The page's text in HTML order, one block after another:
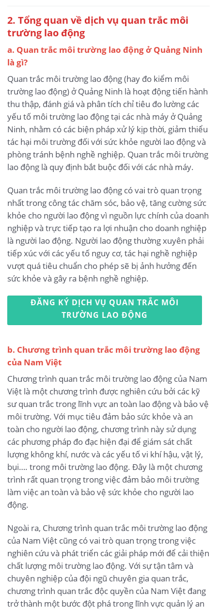
2. Tổng quan về dịch vụ quan trắc môi
trường lao động
a. Quan trắc môi trường lao động ở Quảng Ninh
là gì?
Quan trắc môi trường lao động (hay đo kiểm môi
trường lao động) ở Quảng Ninh là hoạt động tiến hành
thu thập, đánh giá và phân tích chỉ tiêu đo lường các
yếu tố môi trường lao động tại các nhà máy ở Quảng
Ninh, nhằm có các biện pháp xử lý kịp thời, giảm thiểu
tác hại môi trường đối với sức khỏe người lao động và
phòng tránh bệnh nghề nghiệp. Quan trắc môi trường
lao động là quy định bắt buộc đối với các nhà máy.
Quan trắc môi trường lao động có vai trò quan trọng
nhất trong công tác chăm sóc, bảo vệ, tăng cường sức
khỏe cho người lao động vì nguồn lực chính của doanh
nghiệp và trực tiếp tạo ra lợi nhuận cho doanh nghiệp
là người lao động. Người lao động thường xuyên phải
tiếp xúc với các yếu tố nguy cơ, tác hại nghề nghiệp
vượt quá tiêu chuẩn cho phép sẽ bị ảnh hưởng đến
sức khỏe và gây ra bệnh nghề nghiệp.
ĐĂNG KÝ DỊCH VỤ QUAN TRẮC MÔI
TRƯỜNG LAO ĐỘNG
b. Chương trình quan trắc môi trường lao động
của Nam Việt
Chương trình quan trắc môi trường lao động của Nam
Việt là một chương trình được nghiên cứu bởi các kỹ
sư quan trắc trong lĩnh vực an toàn lao động và bảo vệ
môi trường. Với mục tiêu đảm bảo sức khỏe và an
toàn cho người lao động, chương trình này sử dụng
các phương pháp đo đạc hiện đại để giám sát chất
lượng không khí, nước và các yếu tố vi khí hậu, vật lý,
bụi…. trong môi trường lao động. Đây là một chương
trình rất quan trọng trong việc đảm bảo môi trường
làm việc an toàn và bảo vệ sức khỏe cho người lao
động.
Ngoài ra, Chương trình quan trắc môi trường lao động
của Nam Việt cũng có vai trò quan trọng trong việc
nghiên cứu và phát triển các giải pháp mới để cải thiện
chất lượng môi trường lao động. Với sự tận tâm và
chuyên nghiệp của đội ngũ chuyên gia quan trắc,
chương trình quan trắc độc quyền của Nam Việt đang
trở thành một bước đột phá trong lĩnh vực quản lý an